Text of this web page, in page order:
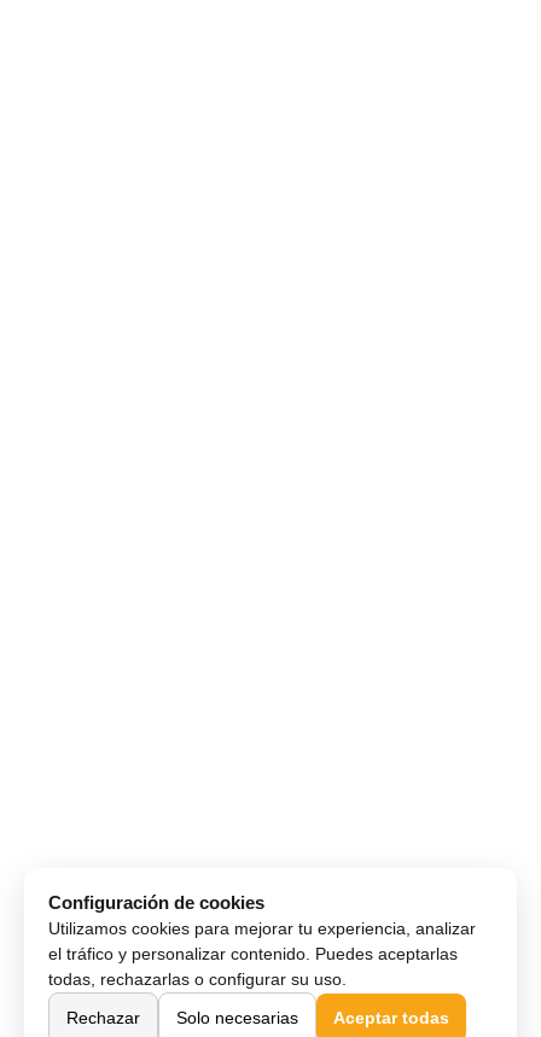
Configuración de cookies
Utilizamos cookies para mejorar tu experiencia, analizar
el tráfico y personalizar contenido. Puedes aceptarlas
todas, rechazarlas o configurar su uso.
Rechazar
Solo necesarias Aceptar todas